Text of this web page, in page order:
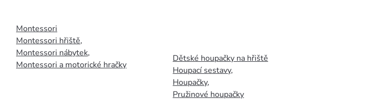
Montessori
Montessori hřiště,
Montessori nábytek,
Montessori a motorické hračky
Dětské houpačky na hřiště
Houpací sestavy,
Houpačky,
Pružinové houpačky